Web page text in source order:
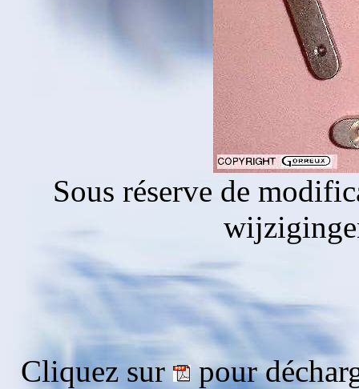
Sous réserve de
Cliquez sur
pour